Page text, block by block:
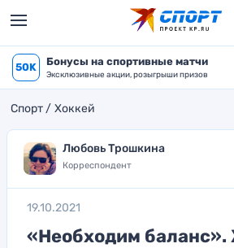
50K Бонусы на спортивные матчи
Эксклюзивные акции, розыгрыши призов
Спорт Хоккей
Любовь Трошкина
Корреспондент
19.10.2021
«Необходим